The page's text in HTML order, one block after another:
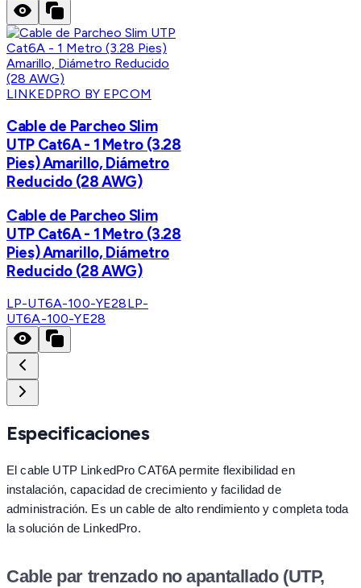
LINKEDPRO BY EPCOM
Cable de Parcheo Slim
UTP Cat6A - 1 Metro (3.28
Pies) Amarillo, Diámetro
Reducido (28 AWG)
Cable de Parcheo Slim
UTP Cat6A - 1 Metro (3.28
Pies) Amarillo, Diámetro
Reducido (28 AWG)
LP-UT6A-100-YE28LP-
UT6A-100-YE28
Especificaciones
El cable UTP LinkedPro CAT6A permite flexibilidad en
instalación, capacidad de crecimiento y facilidad de
administración. Es un cable de alto rendimiento y completa toda
la solución de LinkedPro.
Cable par trenzado no apantallado (UTP,